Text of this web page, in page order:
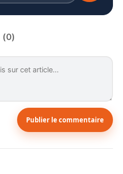
(0)
Publier le commentaire